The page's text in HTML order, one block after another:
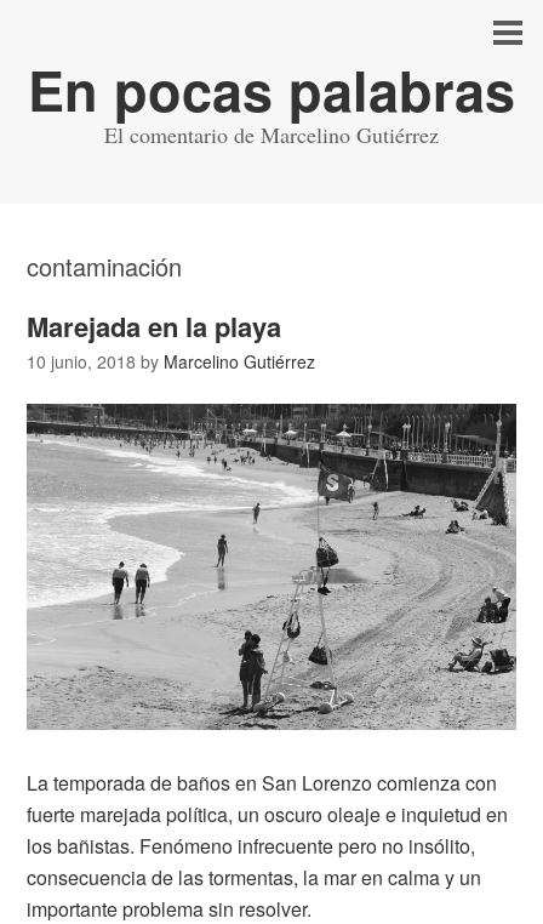
En pocas palabras
El comentario de Marcelino Gutiérrez
contaminación
Marejada en la playa
10 junio, 2018 by Marcelino Gutiérrez
La temporada de baños en San Lorenzo comienza con
fuerte marejada política, un oscuro oleaje e inquietud en
los bañistas. Fenómeno infrecuente pero no insólito,
consecuencia de las tormentas, la mar en calma y un
importante problema sin resolver.